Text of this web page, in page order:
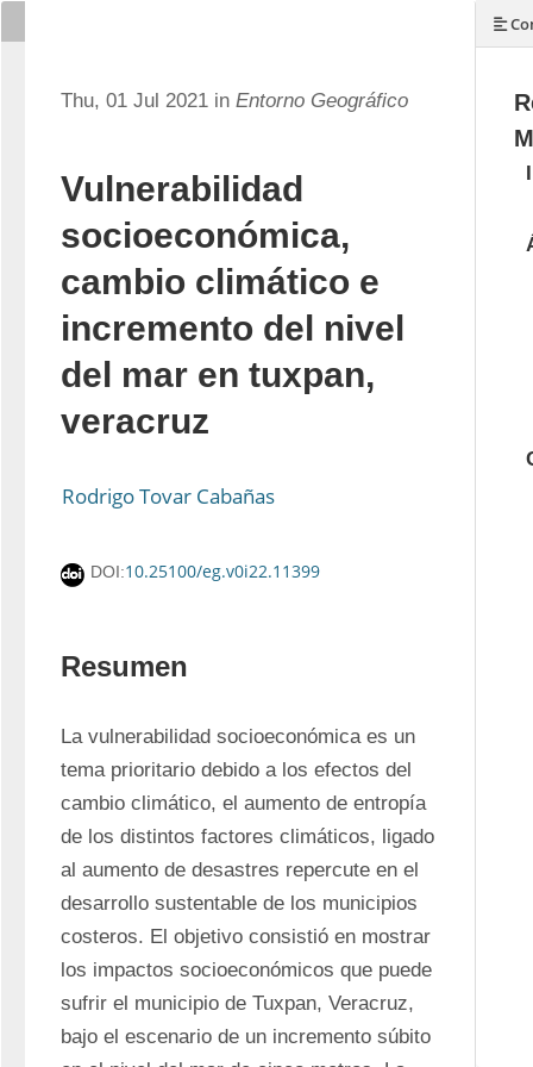
Thu, 01 Jul 2021 in Entorno Geográfico
Vulnerabilidad
socioeconómica,
cambio climático e
incremento del nivel
del mar en tuxpan,
veracruz
Rodrigo Tovar Cabañas
DOI:10.25100/eg.v0i22.11399
Resumen
La vulnerabilidad socioeconómica es un
tema prioritario debido a los efectos del
cambio climático, el aumento de entropía
de los distintos factores climáticos, ligado
al aumento de desastres repercute en el
desarrollo sustentable de los municipios
costeros. El objetivo consistió en mostrar
los impactos socioeconómicos que puede
sufrir el municipio de Tuxpan, Veracruz,
bajo el escenario de un incremento súbito